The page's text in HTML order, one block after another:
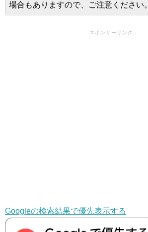
場合もありますので、ご注意ください。
スポンサーリンク
Googleの検索結果で優先表示する